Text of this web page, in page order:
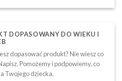
DOPASOWANY DO WIEKU I
dopasować produkt? Nie wiesz co
Pomożemy i podpowiemy, co
Twojego dziecka.